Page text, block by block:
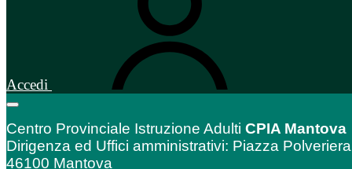
Accedi
Centro Provinciale Istruzione Adulti CPIA Mantova
Dirigenza ed Uffici amministrativi: Piazza
46100 Mantova